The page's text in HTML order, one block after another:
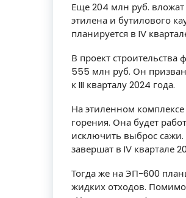
Еще 204 млн руб. вложат
этилена и бутилового
планируется в IV
В проект строительства
555 млн руб. Он
к III кварталу 2024 года.
На этиленном
горения. Она будет
исключить выброс сажи.
завершат в IV квартале
Тогда же на ЭП-600
жидких отходов.